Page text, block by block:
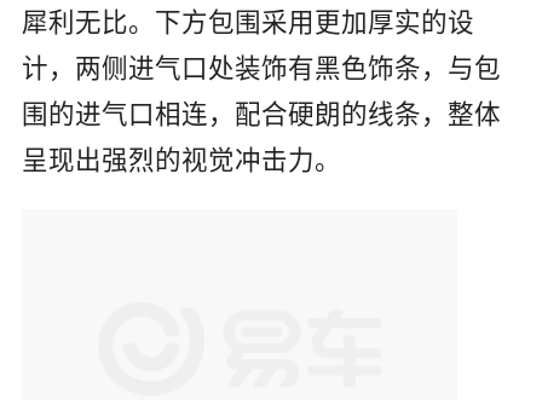
犀利无比。下方包围采用更加厚实的设
计，两侧进气口处装饰有黑色饰条，与包
围的进气口相连，配合硬朗的线条，整体
呈现出强烈的视觉冲击力。